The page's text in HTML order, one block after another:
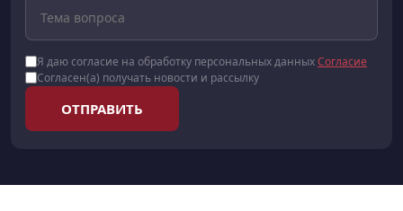
Я даю согласие на обработку персональных данныхСогласие
Согласен(а) получать новости и рассылку
ОТПРАВИТЬ